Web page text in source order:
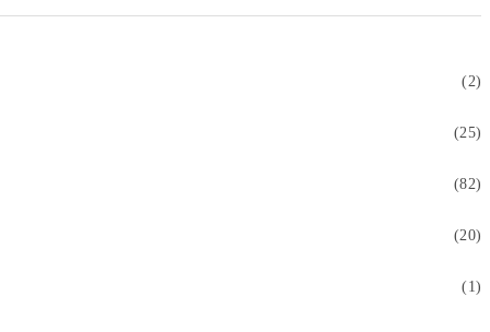
(2)
(25)
(82)
(20)
(1)